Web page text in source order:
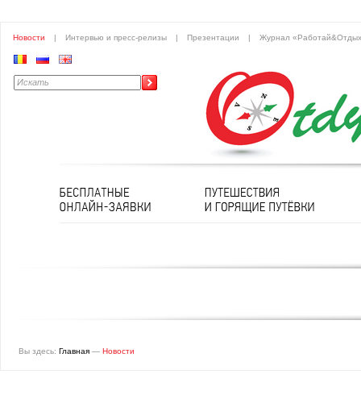
Новости | Интервью и пресс-релизы | Презентации | Журнал
Вы здесь: Главная — Новости